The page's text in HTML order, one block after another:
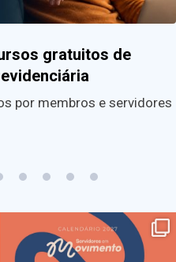
gratuitos de
por membros e servidores